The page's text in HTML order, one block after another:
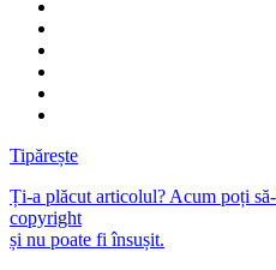
Tipărește
Ți-a plăcut articolul? Acum poți
copyright
și nu poate fi însușit.